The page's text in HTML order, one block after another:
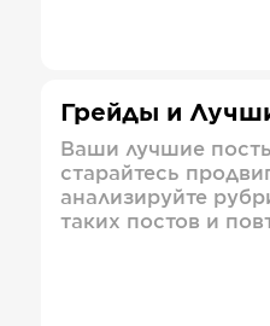
Грейды и
Ваши лучшие
старайтесь
анализируйте
таких постов и